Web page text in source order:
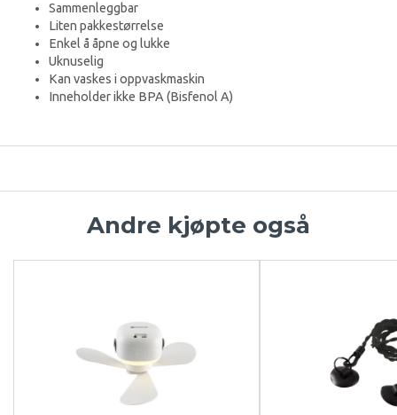
Sammenleggbar
Liten pakkestørrelse
Enkel å åpne og lukke
Uknuselig
Kan vaskes i oppvaskmaskin
Inneholder ikke BPA (Bisfenol A)
Andre kjøpte også